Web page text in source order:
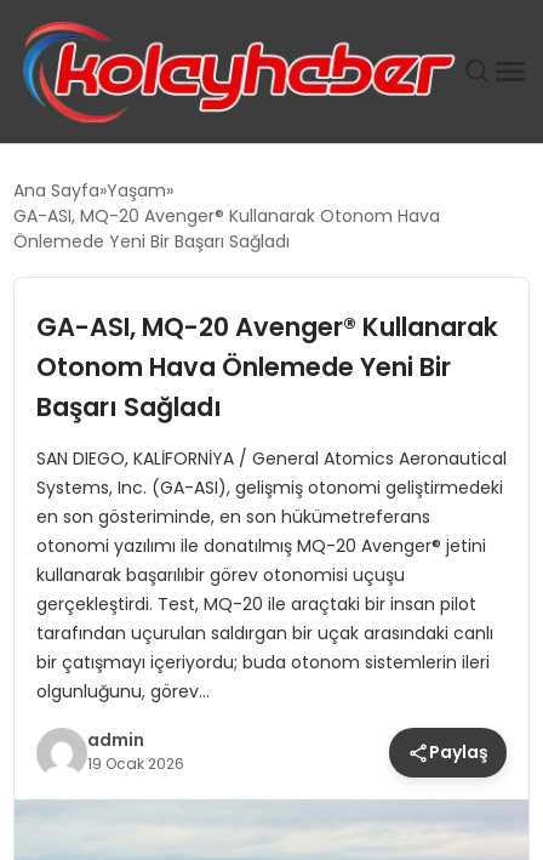
SUWEN’IN İSTIHDAM MODELI EKONOMIDE KADIN
TANYER YAPI ZEMIN MÜHENDISLIĞINDE HEDEF
BÜYÜTTÜ
TOROSLAR’DA PAZAR GERGİNLİĞİ!
Ana Sayfa Yaşam
GA-ASI, MQ-20 Avenger® Kullanarak Otonom Hava
Önlemede Yeni Bir Başarı Sağladı
GA-ASI, MQ-20 Avenger® Kullanarak
Otonom Hava Önlemede Yeni Bir
Başarı Sağladı
SAN DIEGO, KALİFORNİYA / General Atomics Aeronautical
Systems, Inc. (GA-ASI), gelişmiş otonomi geliştirmedeki
en son gösteriminde, en son hükümetreferans
otonomi yazılımı ile donatılmış MQ-20 Avenger® jetini
kullanarak başarılıbir görev otonomisi uçuşu
gerçekleştirdi. Test, MQ-20 ile araçtaki bir insan pilot
tarafından uçurulan saldırgan bir uçak arasındaki canlı
bir çatışmayı içeriyordu; buda otonom sistemlerin ileri
olgunluğunu, görev…
admin
19 Ocak 2026 Paylaş